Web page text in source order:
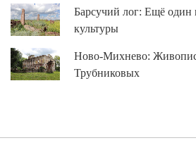
Барсучий лог: Ещё один
культуры
Ново-Михнево:
Трубниковых